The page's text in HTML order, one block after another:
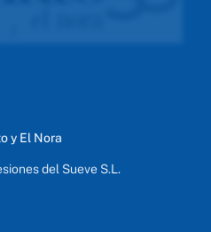
y El Nora
del Sueve S.L.